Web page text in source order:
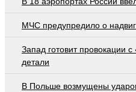
МЧС предупредило о
Запад готовит провокации
детали
В Польше возмущены